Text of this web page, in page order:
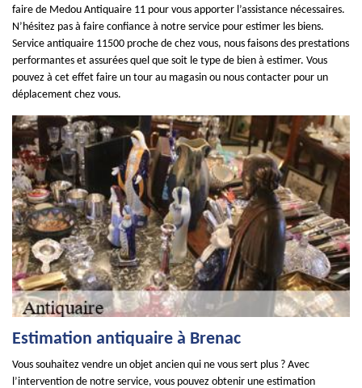
faire de Medou Antiquaire 11 pour vous apporter l’assistance nécessaires.
N’hésitez pas à faire confiance à notre service pour estimer les biens.
Service antiquaire 11500 proche de chez vous, nous faisons des prestations
performantes et assurées quel que soit le type de bien à estimer. Vous
pouvez à cet effet faire un tour au magasin ou nous contacter pour un
déplacement chez vous.
Estimation antiquaire à Brenac
Vous souhaitez vendre un objet ancien qui ne vous sert plus ? Avec
l’intervention de notre service, vous pouvez obtenir une estimation